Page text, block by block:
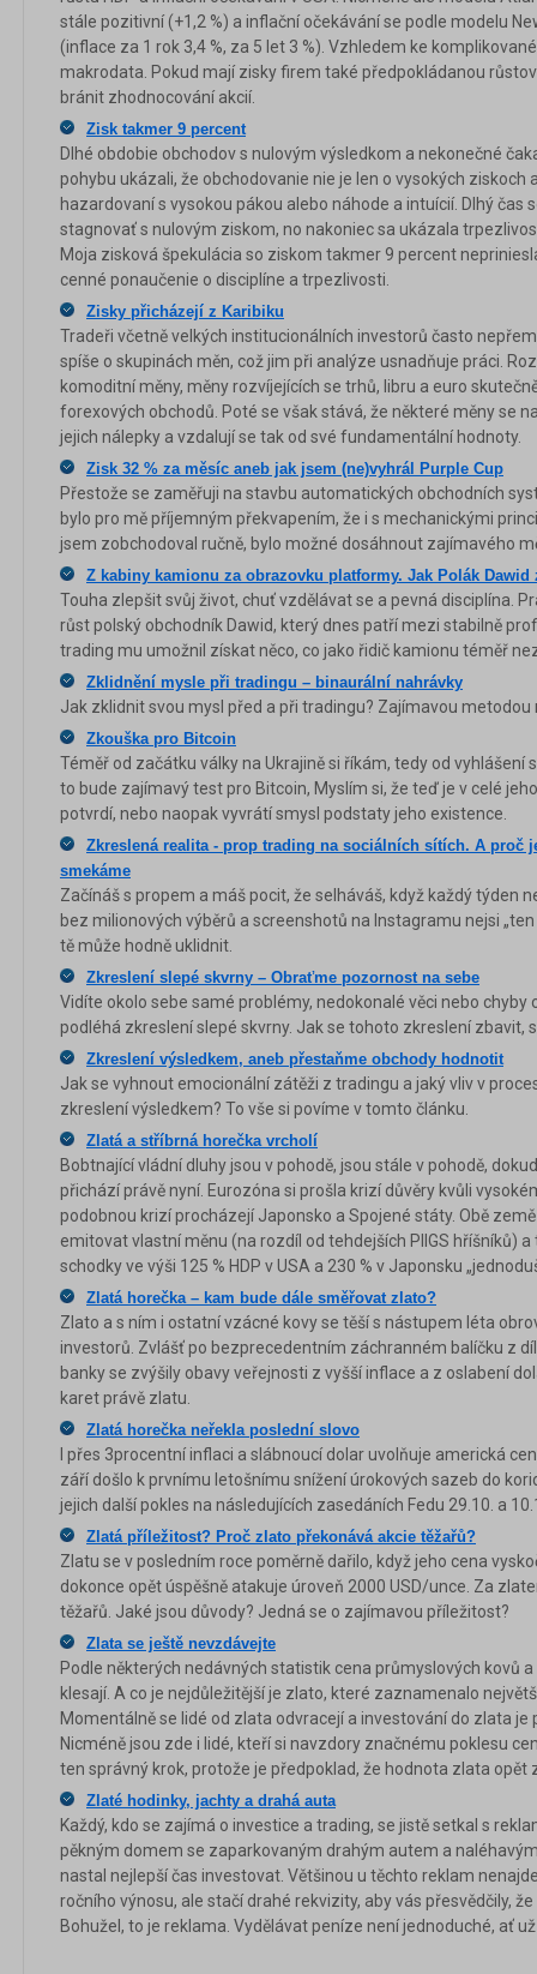
stále pozitivní (+1,2 %) a inflační očekávání se podle modelu
(inflace za 1 rok 3,4 %, za 5 let 3 %). Vzhledem ke
makrodata. Pokud mají zisky firem také předpokládanou
bránit zhodnocování akcií.
Zisk takmer 9 percent
Dlhé obdobie obchodov s nulovým výsledkom a nekonečné
pohybu ukázali, že obchodovanie nie je len o vysokých ziskoch
hazardovaní s vysokou pákou alebo náhode a intuícií. Dlhý čas
stagnovať s nulovým ziskom, no nakoniec sa ukázala
Moja zisková špekulácia so ziskom takmer 9 percent
cenné ponaučenie o disciplíne a trpezlivosti.
Zisky přicházejí z Karibiku
Tradeři včetně velkých institucionálních investorů často
spíše o skupinách měn, což jim při analýze usnadňuje práci.
komoditní měny, měny rozvíjejících se trhů, libru a euro
forexových obchodů. Poté se však stává, že některé měny se
jejich nálepky a vzdalují se tak od své fundamentální hodnoty.
Zisk 32 % za měsíc aneb jak jsem (ne)vyhrál Purple Cup
Přestože se zaměřuji na stavbu automatických obchodních
bylo pro mě příjemným překvapením, že i s mechanickými
jsem zobchodoval ručně, bylo možné dosáhnout zajímavého
Z kabiny kamionu za obrazovku platformy. Jak Polák
Touha zlepšit svůj život, chuť vzdělávat se a pevná disciplína.
růst polský obchodník Dawid, který dnes patří mezi stabilně
trading mu umožnil získat něco, co jako řidič kamionu téměř
Zklidnění mysle při tradingu – binaurální nahrávky
Jak zklidnit svou mysl před a při tradingu? Zajímavou
Zkouška pro Bitcoin
Téměř od začátku války na Ukrajině si říkám, tedy od vyhlášení
to bude zajímavý test pro Bitcoin, Myslím si, že teď je v celé
potvrdí, nebo naopak vyvrátí smysl podstaty jeho existence.
Zkreslená realita - prop trading na sociálních sítích. A proč
smekáme
Začínáš s propem a máš pocit, že selháváš, když každý týden
bez milionových výběrů a screenshotů na Instagramu nejsi
tě může hodně uklidnit.
Zkreslení slepé skvrny – Obraťme pozornost na sebe
Vidíte okolo sebe samé problémy, nedokonalé věci nebo chyby
podléhá zkreslení slepé skvrny. Jak se tohoto zkreslení zbavit,
Zkreslení výsledkem, aneb přestaňme obchody hodnotit
Jak se vyhnout emocionální zátěži z tradingu a jaký vliv v
zkreslení výsledkem? To vše si povíme v tomto článku.
Zlatá a stříbrná horečka vrcholí
Bobtnající vládní dluhy jsou v pohodě, jsou stále v pohodě,
přichází právě nyní. Eurozóna si prošla krizí důvěry kvůli
podobnou krizí procházejí Japonsko a Spojené státy. Obě
emitovat vlastní měnu (na rozdíl od tehdejších PIIGS hříšníků)
schodky ve výši 125 % HDP v USA a 230 % v Japonsku
Zlatá horečka – kam bude dále směřovat zlato?
Zlato a s ním i ostatní vzácné kovy se těší s nástupem léta
investorů. Zvlášť po bezprecedentním záchranném balíčku z
banky se zvýšily obavy veřejnosti z vyšší inflace a z oslabení
karet právě zlatu.
Zlatá horečka neřekla poslední slovo
I přes 3procentní inflaci a slábnoucí dolar uvolňuje americká
září došlo k prvnímu letošnímu snížení úrokových sazeb do
jejich další pokles na následujících zasedáních Fedu 29.10. a
Zlatá příležitost? Proč zlato překonává akcie těžařů?
Zlatu se v posledním roce poměrně dařilo, když jeho cena
dokonce opět úspěšně atakuje úroveň 2000 USD/unce. Za
těžařů. Jaké jsou důvody? Jedná se o zajímavou příležitost?
Zlata se ještě nevzdávejte
Podle některých nedávných statistik cena průmyslových kovů
klesají. A co je nejdůležitější je zlato, které zaznamenalo
Momentálně se lidé od zlata odvracejí a investování do zlata
Nicméně jsou zde i lidé, kteří si navzdory značnému poklesu
ten správný krok, protože je předpoklad, že hodnota zlata opět
Zlaté hodinky, jachty a drahá auta
Každý, kdo se zajímá o investice a trading, se jistě setkal s
pěkným domem se zaparkovaným drahým autem a
nastal nejlepší čas investovat. Většinou u těchto reklam
ročního výnosu, ale stačí drahé rekvizity, aby vás přesvědčily,
Bohužel, to je reklama. Vydělávat peníze není jednoduché, ať